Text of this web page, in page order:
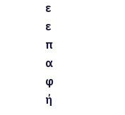
ε
ε
π
α
φ
ή